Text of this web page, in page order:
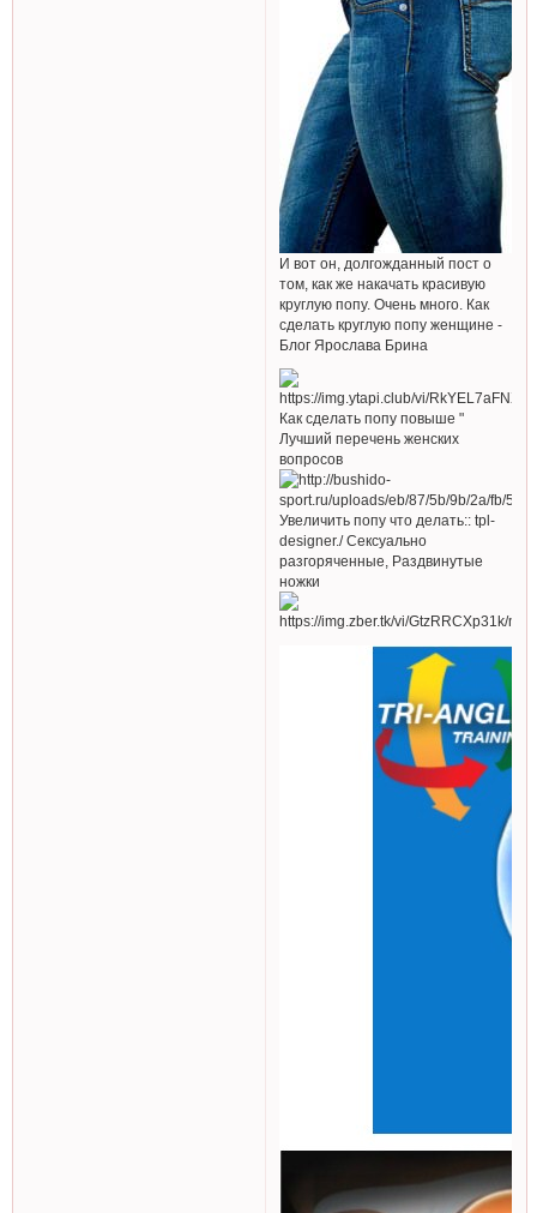
И вот он, долгожданный пост о
том, как же накачать красивую
круглую попу. Очень много. Как
сделать круглую попу женщине -
Блог Ярослава Брина
Как сделать попу повыше "
Лучший перечень женских
вопросов
Увеличить попу что делать:: tpl-
designer./ Сексуально
разгоряченные, Раздвинутые
ножки